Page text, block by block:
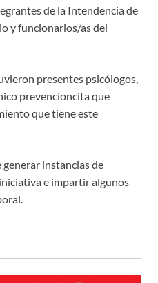
de la Intendencia de
y funcionarios/as del
presentes psicólogos,
prevencioncita que
que tiene este
instancias de
e impartir algunos